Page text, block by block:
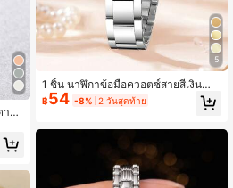
ข่า
รั
5
1 ชิ้น นาฬิกาข้อมือควอตซ์สายสีเงินสำ
หรับผู้หญิง หน้าปัดเลขโรมันเรียบง่าย เ
หมาะสำหรับใส่ในชีวิตประจำวัน ประดั
฿54 -8% 2 วันสุดท้าย